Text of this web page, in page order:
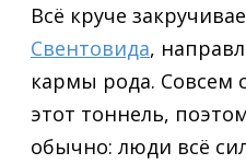
Всё круче
Свентовида,
кармы рода. Совсем
этот тоннель,
обычно: люди всё